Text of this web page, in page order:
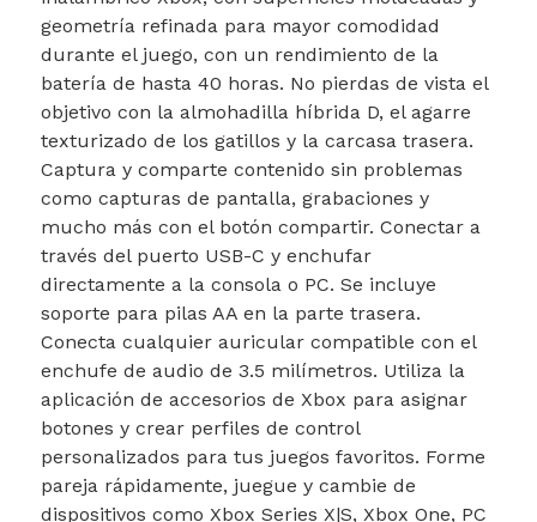
geometría refinada para mayor comodidad
durante el juego, con un rendimiento de la
batería de hasta 40 horas. No pierdas de vista el
objetivo con la almohadilla híbrida D, el agarre
texturizado de los gatillos y la carcasa trasera.
Captura y comparte contenido sin problemas
como capturas de pantalla, grabaciones y
mucho más con el botón compartir. Conectar a
través del puerto USB-C y enchufar
directamente a la consola o PC. Se incluye
soporte para pilas AA en la parte trasera.
Conecta cualquier auricular compatible con el
enchufe de audio de 3.5 milímetros. Utiliza la
aplicación de accesorios de Xbox para asignar
botones y crear perfiles de control
personalizados para tus juegos favoritos. Forme
pareja rápidamente, juegue y cambie de
dispositivos como Xbox Series X|S, Xbox One, PC